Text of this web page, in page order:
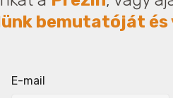
bemutatóját és
E-mail